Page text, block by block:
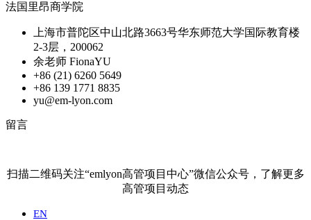
法国里昂商学院
上海市普陀区中山北路3663号华东师范大学国际教育楼
2-3层，200062
余老师 FionaYU
+86 (21) 6260 5649
+86 139 1771 8835
yu@em-lyon.com
留言
扫描二维码关注“emlyon高管项目中心”微信公众号，了解更多
高管项目动态
EN